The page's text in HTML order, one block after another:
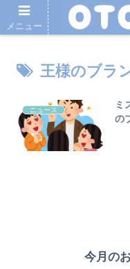
王様のブラ
ニュース
ミ
の
今月の
メニュー